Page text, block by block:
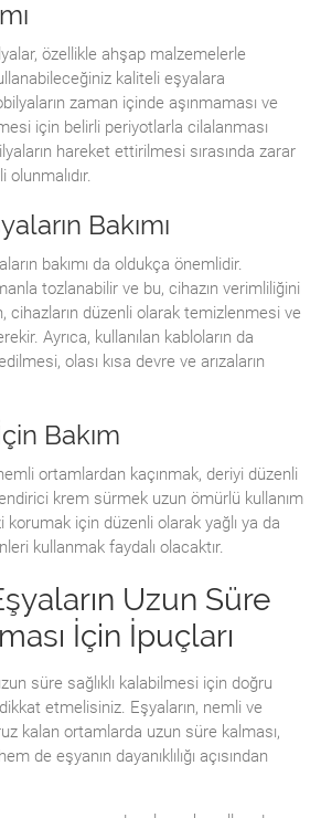
özellikle ahşap malzemelerle
kaliteli eşyalara
zaman içinde aşınmaması ve
için belirli periyotlarla cilalanması
hareket ettirilmesi sırasında zarar
Bakımı
bakımı da oldukça önemlidir.
tozlanabilir ve bu, cihazın verimliliğini
cihazların düzenli olarak temizlenmesi ve
Ayrıca, kullanılan kabloların da
olası kısa devre ve arızaların
Bakım
ortamlardan kaçınmak, deriyi düzenli
krem sürmek uzun ömürlü kullanım
korumak için düzenli olarak yağlı ya da
kullanmak faydalı olacaktır.
Uzun Süre
İçin İpuçları
süre sağlıklı kalabilmesi için doğru
etmelisiniz. Eşyaların, nemli ve
kalan ortamlarda uzun süre kalması,
de eşyanın dayanıklılığı açısından